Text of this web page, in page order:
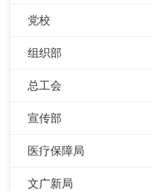
党校
组织部
总工会
宣传部
医疗保障局
文广新局